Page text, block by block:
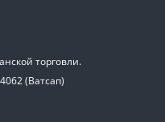
торговли.
(Ватсап)